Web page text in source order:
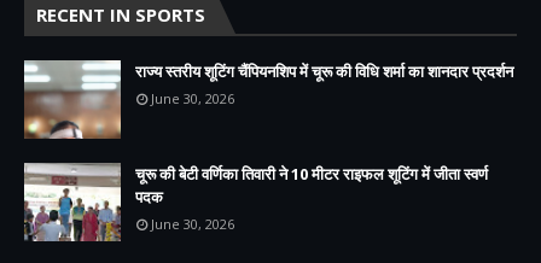
RECENT IN SPORTS
राज्य स्तरीय शूटिंग चैंपियनशिप में चूरू की विधि शर्मा का शानदार प्रदर्शन
June 30, 2026
चूरू की बेटी वर्णिका तिवारी ने 10 मीटर राइफल शूटिंग में जीता स्वर्ण
पदक
June 30, 2026